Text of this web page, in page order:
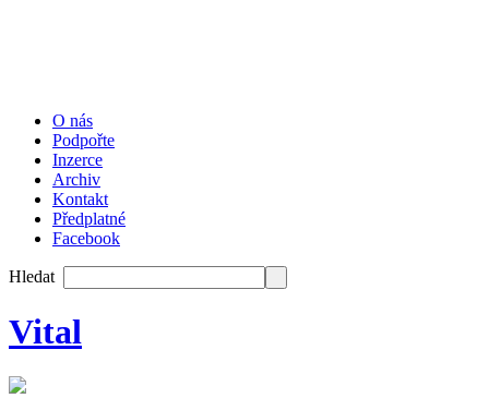
O nás
Podpořte
Inzerce
Archiv
Kontakt
Předplatné
Facebook
Hledat
Vital